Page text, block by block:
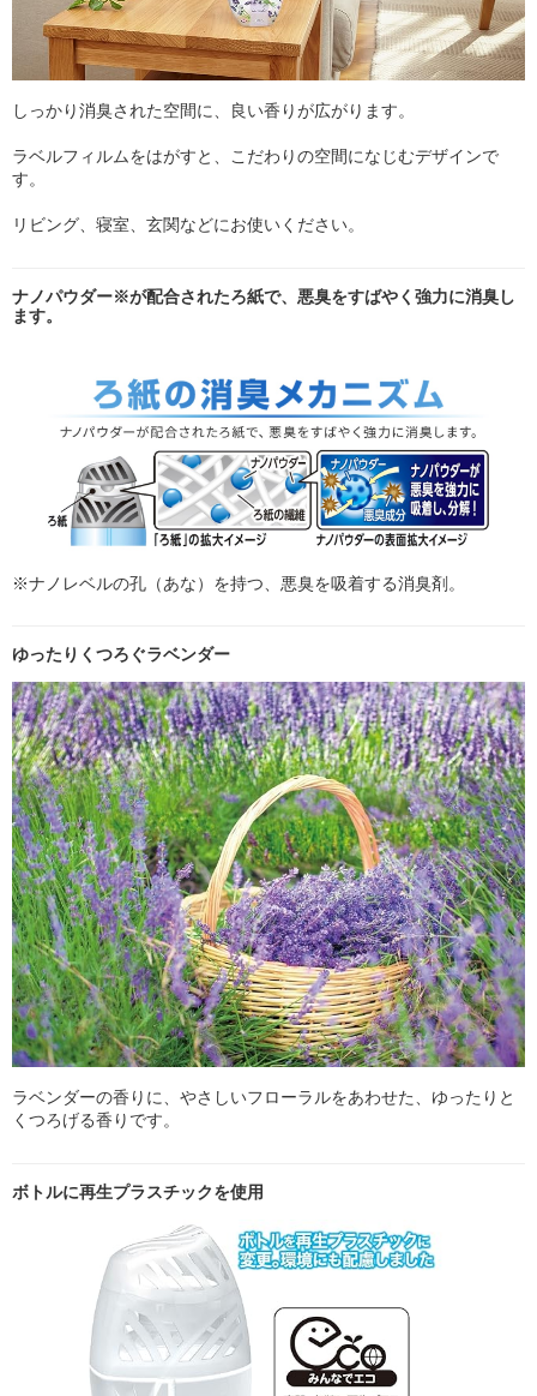
しっかり消臭された空間に、良い香りが広がります。
ラベルフィルムをはがすと、こだわりの空間になじむデザインで
す。
リビング、寝室、玄関などにお使いください。
ナノパウダー※が配合されたろ紙で、悪臭をすばやく強力に消臭し
ます。
※ナノレベルの孔（あな）を持つ、悪臭を吸着する消臭剤。
ゆったりくつろぐラベンダー
ラベンダーの香りに、やさしいフローラルをあわせた、ゆったりと
くつろげる香りです。
ボトルに再生プラスチックを使用